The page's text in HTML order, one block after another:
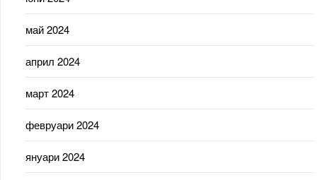
май 2024
април 2024
март 2024
февруари 2024
януари 2024